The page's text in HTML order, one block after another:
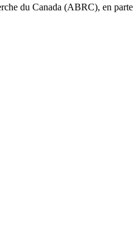
du Canada (ABRC), en